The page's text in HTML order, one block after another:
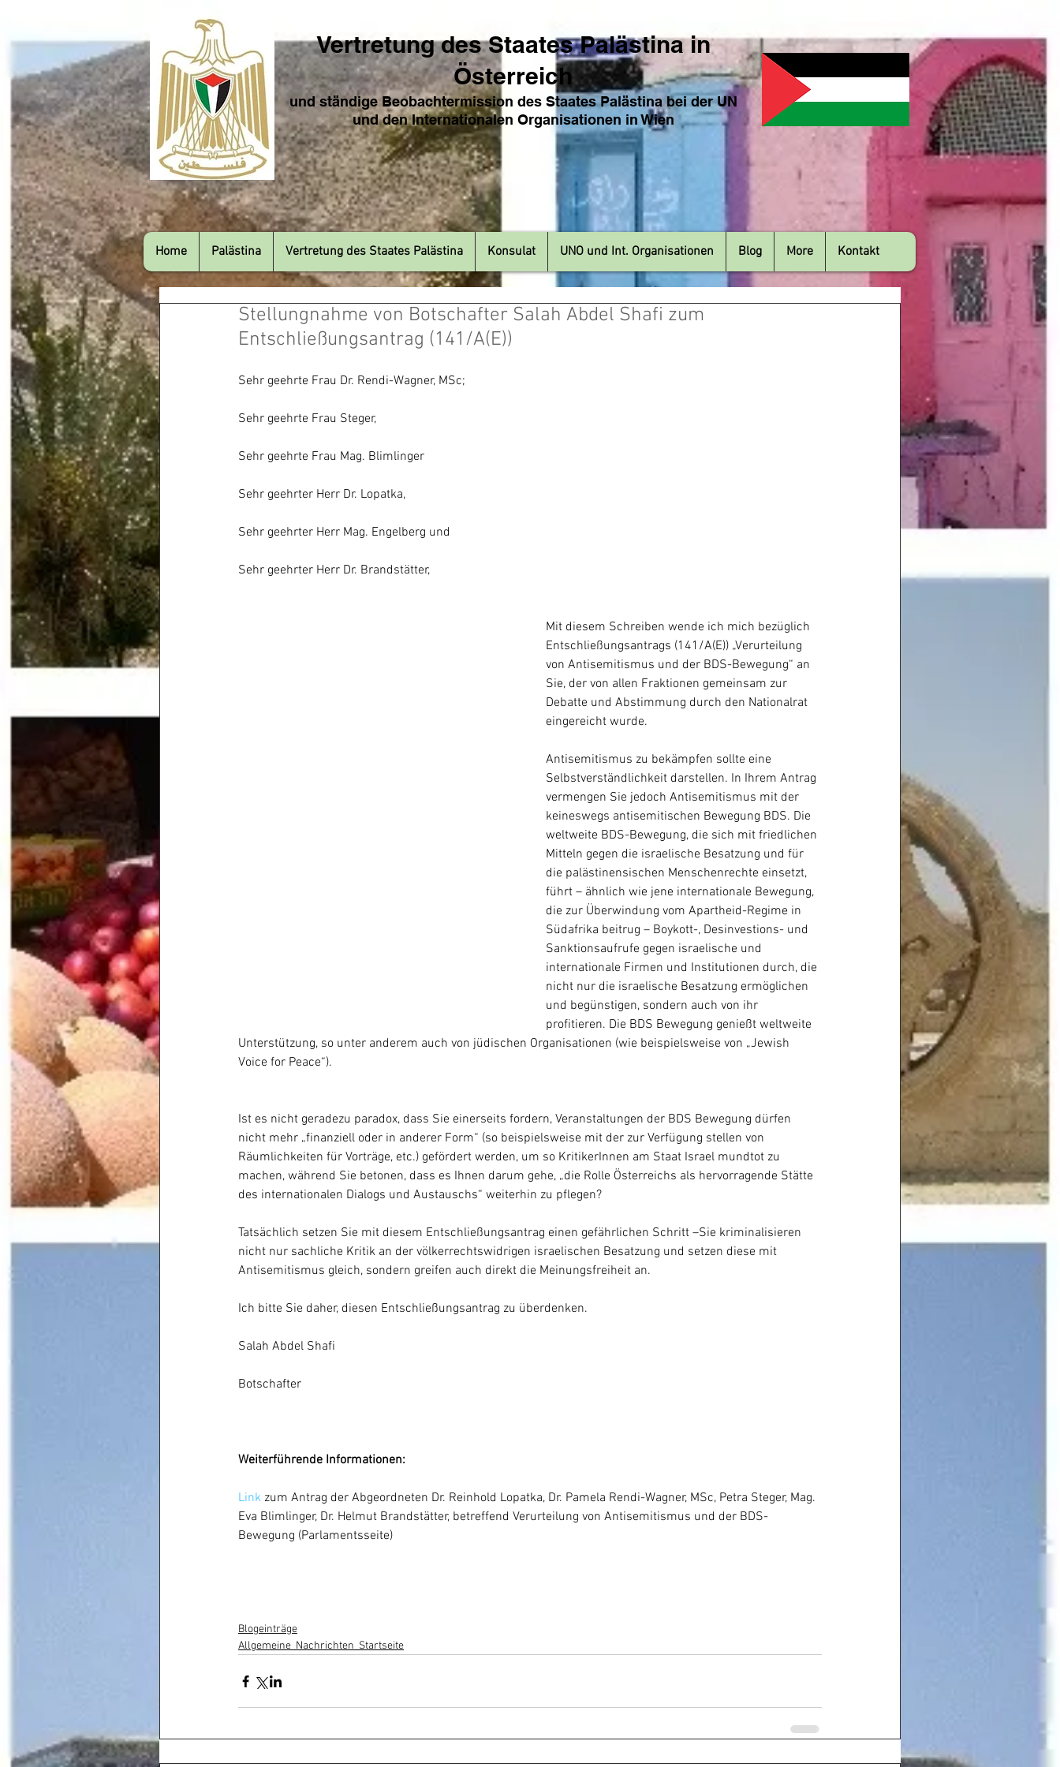
Vertretung des Staates Palästina in
Österreich
und ständige Beobachtermission des Staates Palästina bei der UN
und den Internationalen Organisationen in Wien
Stellungnahme von Botschafter Salah Abdel Shafi zum
Entschließungsantrag (141/A(E))
Sehr geehrte Frau Dr. Rendi-Wagner, MSc;
Sehr geehrte Frau Steger,
Sehr geehrte Frau Mag. Blimlinger
Sehr geehrter Herr Dr. Lopatka,
Sehr geehrter Herr Mag. Engelberg und
Sehr geehrter Herr Dr. Brandstätter,
Mit diesem Schreiben wende ich mich bezüglich
Entschließungsantrags (141/A(E)) „Verurteilung
von Antisemitismus und der BDS-Bewegung“ an
Sie, der von allen Fraktionen gemeinsam zur
Debatte und Abstimmung durch den Nationalrat
eingereicht wurde.
Antisemitismus zu bekämpfen sollte eine
Selbstverständlichkeit darstellen. In Ihrem Antrag
vermengen Sie jedoch Antisemitismus mit der
keineswegs antisemitischen Bewegung BDS. Die
weltweite BDS-Bewegung, die sich mit friedlichen
Mitteln gegen die israelische Besatzung und für
die palästinensischen Menschenrechte einsetzt,
führt – ähnlich wie jene internationale Bewegung,
die zur Überwindung vom Apartheid-Regime in
Südafrika beitrug – Boykott-, Desinvestions- und
Sanktionsaufrufe gegen israelische und
internationale Firmen und Institutionen durch, die
nicht nur die israelische Besatzung ermöglichen
und begünstigen, sondern auch von ihr
profitieren. Die BDS Bewegung genießt weltweite
Unterstützung, so unter anderem auch von jüdischen Organisationen (wie beispielsweise von „Jewish
Voice for Peace“).
Ist es nicht geradezu paradox, dass Sie einerseits fordern, Veranstaltungen der BDS Bewegung dürfen
nicht mehr „finanziell oder in anderer Form“ (so beispielsweise mit der zur Verfügung stellen von
Räumlichkeiten für Vorträge, etc.) gefördert werden, um so KritikerInnen am Staat Israel mundtot zu
machen, während Sie betonen, dass es Ihnen darum gehe, „die Rolle Österreichs als hervorragende Stätte
des internationalen Dialogs und Austauschs“ weiterhin zu pflegen?
Tatsächlich setzen Sie mit diesem Entschließungsantrag einen gefährlichen Schritt –Sie kriminalisieren
nicht nur sachliche Kritik an der völkerrechtswidrigen israelischen Besatzung und setzen diese mit
Antisemitismus gleich, sondern greifen auch direkt die Meinungsfreiheit an.
Ich bitte Sie daher, diesen Entschließungsantrag zu überdenken.
Salah Abdel Shafi
Botschafter
Weiterführende Informationen:
Link zum Antrag der Abgeordneten Dr. Reinhold Lopatka, Dr. Pamela Rendi-Wagner, MSc, Petra Steger, Mag.
Eva Blimlinger, Dr. Helmut Brandstätter, betreffend Verurteilung von Antisemitismus und der BDS-
Bewegung (Parlamentsseite)
Blogeinträge
Allgemeine_Nachrichten_Startseite
Home Palästina Vertretung des Staates Palästina Konsulat UNO und Int. Organisationen Blog More Kontakt